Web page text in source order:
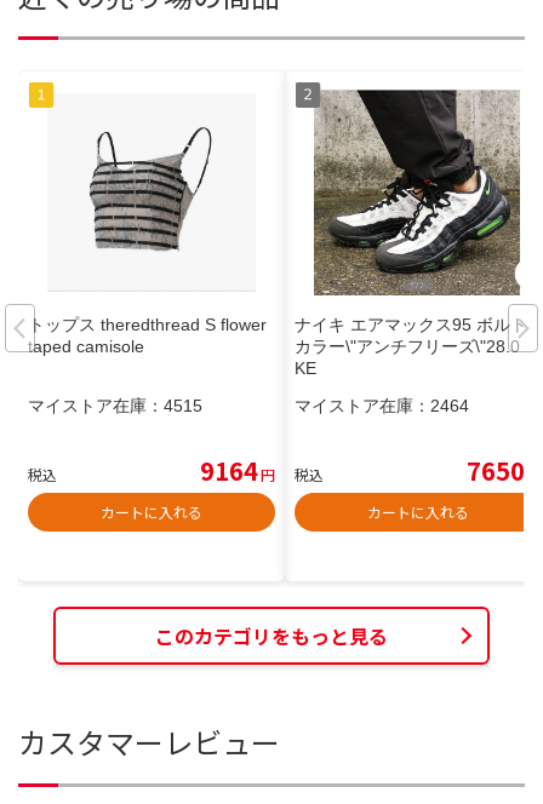
トップス theredthread S flower
taped camisole
マイストア在庫： 4515
税込 9164円
カートに入れる
ナイキ エアマックス95 ボルト
カラー\"アンチフリーズ\"28.0 NI
KE
マイストア在庫： 2464
税込 7650
カートに入れる
このカテゴリをもっと見る
カスタマーレビュー